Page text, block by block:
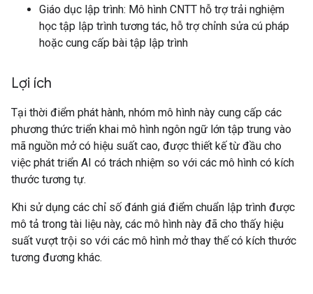
Giáo dục lập trình: Mô hình CNTT hỗ trợ trải nghiệm
học tập lập trình tương tác, hỗ trợ chỉnh sửa cú pháp
hoặc cung cấp bài tập lập trình
Lợi ích
Tại thời điểm phát hành, nhóm mô hình này cung cấp các
phương thức triển khai mô hình ngôn ngữ lớn tập trung vào
mã nguồn mở có hiệu suất cao, được thiết kế từ đầu cho
việc phát triển AI có trách nhiệm so với các mô hình có kích
thước tương tự.
Khi sử dụng các chỉ số đánh giá điểm chuẩn lập trình được
mô tả trong tài liệu này, các mô hình này đã cho thấy hiệu
suất vượt trội so với các mô hình mở thay thế có kích thước
tương đương khác.